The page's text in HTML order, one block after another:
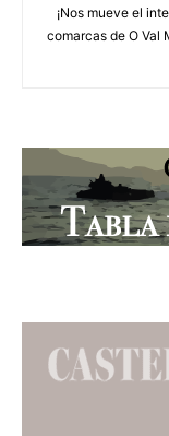
¡Nos mueve el
comarcas de O Val